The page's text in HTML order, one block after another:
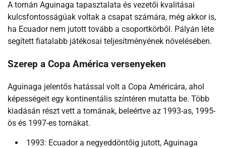
A tornán Aguinaga tapasztalata és vezetői kvalitásai
kulcsfontosságúak voltak a csapat számára, még akkor is,
ha Ecuador nem jutott tovább a csoportkörből. Pályán léte
segített fiatalabb játékosai teljesítményének növelésében.
Szerep a Copa América versenyeken
Aguinaga jelentős hatással volt a Copa Américára, ahol
képességeit egy kontinentális színtéren mutatta be. Több
kiadásán részt vett a tornának, beleértve az 1993-as, 1995-
ös és 1997-es tornákat.
1993: Ecuador a negyeddöntőig jutott, Aguinaga